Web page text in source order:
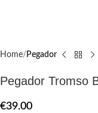
Home Pegador​
Pegador Tromso
€39.00